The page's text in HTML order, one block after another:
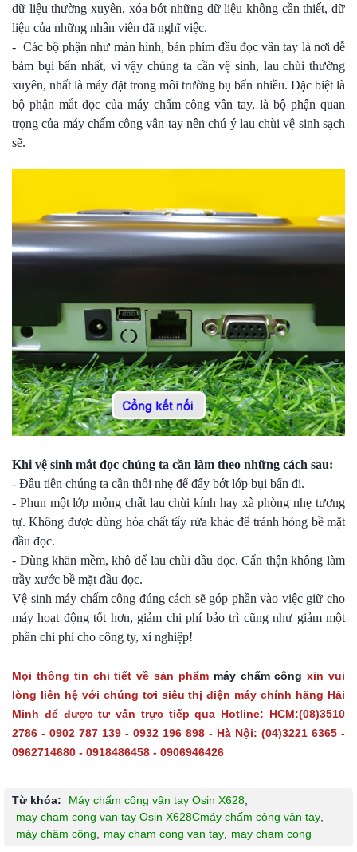
dữ liệu thường xuyên, xóa bớt những dữ liệu không cần thiết, dữ
liệu của những nhân viên đã nghĩ việc.
- Các bộ phận như màn hình, bán phím đầu đọc vân tay là nơi dễ
bám bụi bẩn nhất, vì vậy chúng ta cần vệ sinh, lau chùi thường
xuyên, nhất là máy đặt trong môi trường bụ bẩn nhiều. Đặc biệt là
bộ phận mắt đọc của máy chấm công vân tay, là bộ phận quan
trọng của máy chấm công vân tay nên chú ý lau chùi vệ sinh sạch
sẽ.
Khi vệ sinh mắt đọc chúng ta cần làm theo những cách sau:
- Đầu tiên chúng ta cần thổi nhẹ để đẩy bớt lớp bụi bẩn đi.
- Phun một lớp mỏng chất lau chùi kính hay xà phòng nhẹ tương
tự. Không được dùng hóa chất tẩy rửa khác để tránh hỏng bề mặt
đầu đọc.
- Dùng khăn mềm, khô để lau chùi đầu đọc. Cẩn thận không làm
trầy xước bề mặt đầu đọc.
Vệ sinh máy chấm công đúng cách sẽ góp phần vào việc giữ cho
máy hoạt động tốt hơn, giảm chi phí bảo trì cũng như giảm một
phần chi phí cho công ty, xí nghiệp!
Mọi thông tin chi tiết về sản phẩm máy chấm công xin vui
lòng liên hệ với chúng tơi siêu thị điện máy chính hãng Hải
Minh để được tư vấn trực tiếp qua Hotline: HCM:(08)3510
2786 - 0902 787 139 - 0932 196 898 - Hà Nội: (04)3221 6365 -
0962714680 - 0918486458 - 0906946426
Từ khóa: Máy chấm công vân tay Osin X628,
may cham cong van tay Osin X628Cmáy chấm công vân tay,
máy châm công, may cham cong van tay, may cham cong